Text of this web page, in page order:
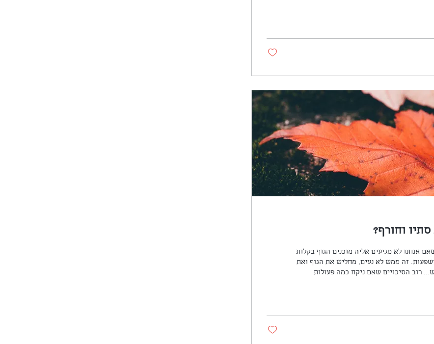
את זה? אחד הדברים שהיו עבורי נקודת
וחורף?
אנחנו לא מגיעים אליה מוכנים הגוף בקלות
מאוד מפתח מחלות, הצטטנוניות ושפעות. זה ממש לא נעים, מחליש את הגוף ואת
כח הרצון ויכול להסחב מעל לחודש... רוב הסיכויים שאם ניקח כמה פעולות